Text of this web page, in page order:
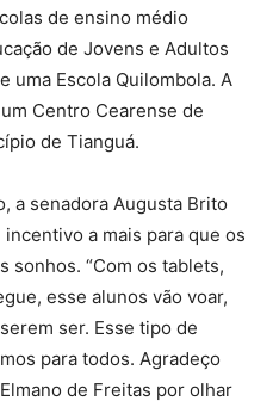
de ensino médio
de Jovens e Adultos
uma Escola Quilombola. A
Centro Cearense de
de Tianguá.
a senadora Augusta Brito
a mais para que os
sonhos. “Com os tablets,
esse alunos vão voar,
ser. Esse tipo de
para todos. Agradeço
de Freitas por olhar